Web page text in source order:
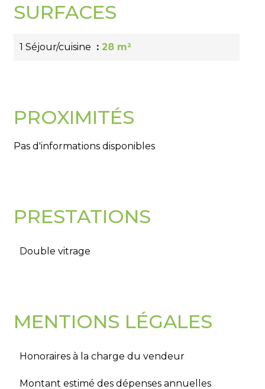
SURFACES
1 Séjour/cuisine 28 m²
PROXIMITÉS
Pas d'informations disponibles
PRESTATIONS
Double vitrage
MENTIONS LÉGALES
Honoraires à la charge du vendeur
Montant estimé des dépenses annuelles